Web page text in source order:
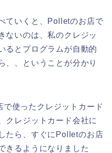
ていくと、Polletのお店で
ないのは、私のクレジッ
るとプログラムが自動的
、、ということが分かり
使ったクレジットカード
クレジットカード会社に
たら、すぐにPolletのお店
きるようになりました